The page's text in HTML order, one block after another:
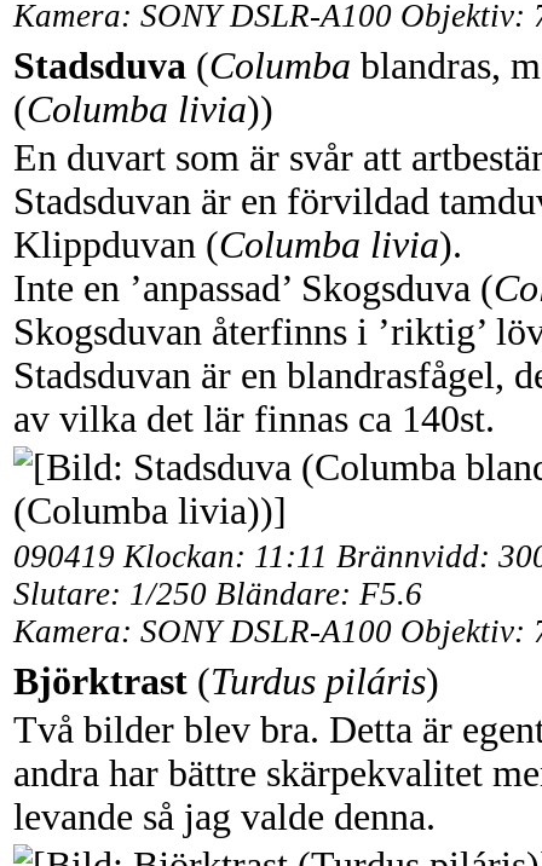
Kamera: SONY DSLR-A100
Stadsduva (Columba blandras,
(Columba livia))
En duvart som är svår att
Stadsduvan är en förvildad
Klippduvan (Columba livia).
Inte en ’anpassad’ Skogsduva (
Skogsduvan återfinns i ’riktig’
Stadsduvan är en blandrasfågel,
av vilka det lär finnas ca 140st.
090419 Klockan: 11:11 Brännvidd:
Slutare: 1/250 Bländare: F5.6
Kamera: SONY DSLR-A100
Björktrast (Turdus piláris)
Två bilder blev bra. Detta är
andra har bättre skärpekvalitet
levande så jag valde denna.